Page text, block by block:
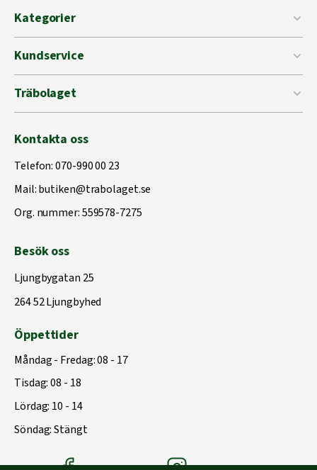
Kategorier
Kundservice
Träbolaget
Kontakta oss
Telefon:070-990 00 23
Mail:butiken@trabolaget.se
Org. nummer: 559578-7275
Besök oss
Ljungbygatan 25
264 52 Ljungbyhed
Öppettider
Måndag - Fredag: 08 - 17
Tisdag: 08 - 18
Lördag: 10 - 14
Söndag: Stängt